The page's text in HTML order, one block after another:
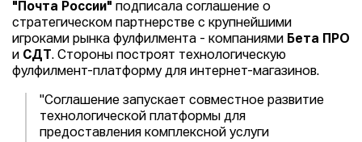
"Почта России" подписала соглашение о
стратегическом партнерстве с крупнейшими
игроками рынка фулфилмента - компаниями Бета ПРО
и СДТ . Стороны построят технологическую
фулфилмент-платформу для интернет-магазинов.
"Соглашение запускает совместное развитие
технологической платформы для
предоставления комплексной услуги